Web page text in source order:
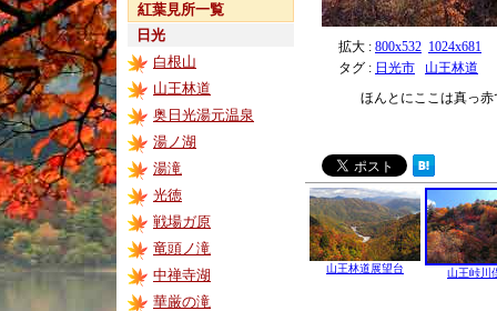
紅葉見所一覧
日光
白根山
山王林道
奥日光湯元温泉
湯ノ湖
湯滝
光徳
戦場ガ原
竜頭ノ滝
中禅寺湖
華厳の滝
拡大 : 800x532 1024x681
タグ : 日光市
山王林道
ほんとにここは真っ赤
山王林道展望台 山王峠川